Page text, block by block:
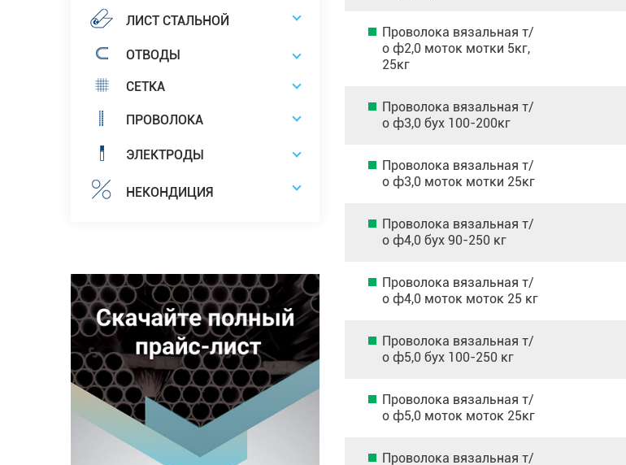
ЛИСТ СТАЛЬНОЙ
ОТВОДЫ
СЕТКА
ПРОВОЛОКА
ЭЛЕКТРОДЫ
НЕКОНДИЦИЯ
Проволока вязальная т/
о ф2,0 моток мотки 5кг,
25кг
Проволока вязальная т/
о ф3,0 бух 100-200кг
Проволока вязальная т/
о ф3,0 моток мотки 25кг
Проволока вязальная т/
о ф4,0 бух 90-250 кг
Проволока вязальная т/
о ф4,0 моток моток 25 кг
Проволока вязальная т/
о ф5,0 бух 100-250 кг
Проволока вязальная т/
о ф5,0 моток моток 25кг
Проволока вязальная т/